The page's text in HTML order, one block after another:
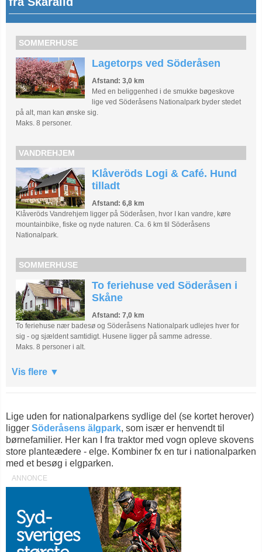
SOMMERHUSE
Lagetorps ved Söderåsen
Afstand: 3,0 km
Med en beliggenhed i de smukke bøgeskove
lige ved Söderåsens Nationalpark byder stedet
på alt, man kan ønske sig.
Maks. 8 personer.
VANDREHJEM
Klåveröds Logi & Café. Hund
tilladt
Afstand: 6,8 km
Klåveröds Vandrehjem ligger på Söderåsen, hvor I kan vandre, køre
mountainbike, fiske og nyde naturen. Ca. 6 km til Söderåsens
Nationalpark.
SOMMERHUSE
To feriehuse ved Söderåsen i
Skåne
Afstand: 7,0 km
To feriehuse nær badesø og Söderåsens Nationalpark udlejes hver for
sig - og sjældent samtidigt. Husene ligger på samme adresse.
Maks. 8 personer i alt.
Vis flere
Lige uden for nationalparkens sydlige del (se kortet herover)
ligger Söderåsens älgpark, som især er henvendt til
børnefamilier. Her kan I fra traktor med vogn opleve skovens
store planteædere - elge. Kombiner fx en tur i nationalparken
med et besøg i elgparken.